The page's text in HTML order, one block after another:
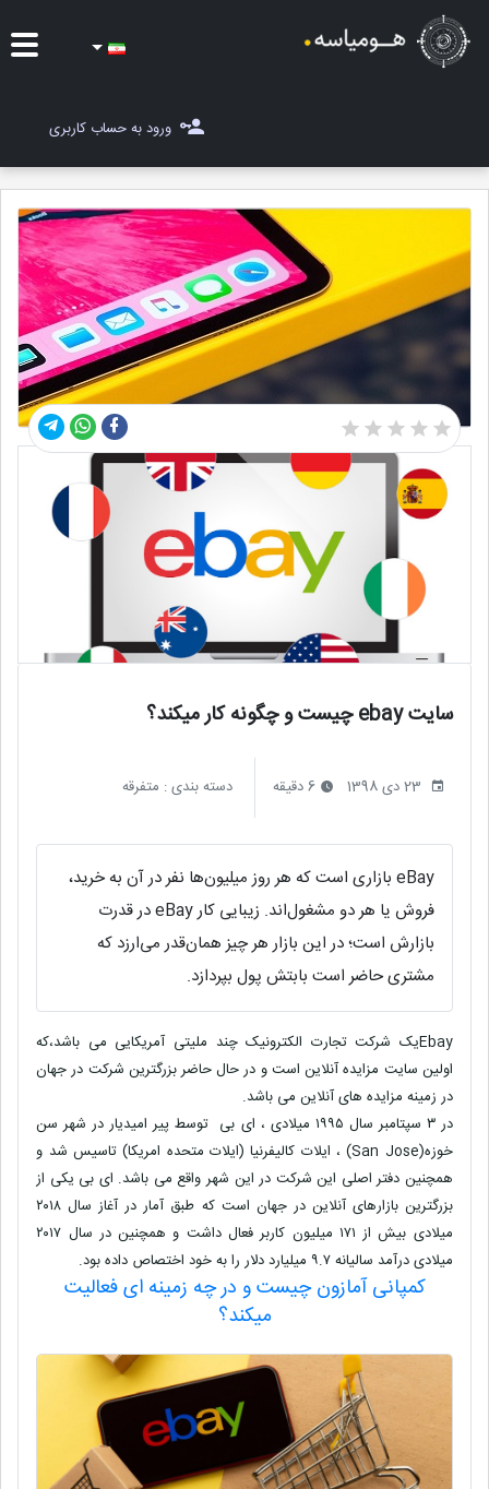
مسابقات
مجله هومیاسه
ثبت ایده
ورود به حساب کاربری
سایت ebay چیست و چگونه کار میکند؟
23 دی 1398 6 دقیقه دسته بندی : متفرقه
eBay بازاری است که هر روز میلیون‌ها نفر در آن به خرید،
فروش یا هر دو مشغول‌اند. زیبایی کار eBay در قدرت
بازارش است؛ در این بازار هر چیز همان‌قدر می‌ارزد که
مشتری حاضر است بابتش پول بپردازد.
Ebayیک شرکت تجارت الکترونیک چند ملیتى آمریکایی مى باشد،که
اولین سایت مزایده آنلاین است و در حال حاضر بزرگترین شرکت در جهان
در زمینه مزایده های آنلاین مى باشد.
در ٣ سپتامبر سال ١٩٩٥ میلادى ، اى بى توسط پیر امیدیار در شهر سن
خوزه(San Jose) ، ایلات کالیفرنیا (ایلات متحده امریکا) تاسیس شد و
همچنین دفتر اصلى این شرکت در این شهر واقع مى باشد. اى بى یکی از
بزرگترین بازارهای آنلاین
در جهان است که طبق آمار در آغاز سال ٢٠١٨
میلادى بیش از ١٧١ میلیون کاربر فعال داشت و همچنین در سال ٢٠١٧
میلادى درآمد سالیانه ٩.٧ میلیارد دلار را به خود اختصاص داده بود
.
کمپانی آمازون چیست و در چه زمینه ای فعالیت
میکند؟